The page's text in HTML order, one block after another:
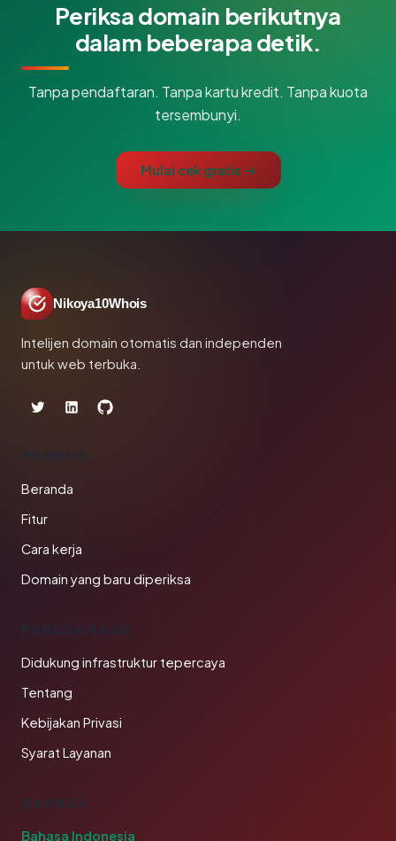
Periksa domain berikutnya
dalam beberapa detik.
Tanpa pendaftaran. Tanpa kartu kredit. Tanpa kuota
tersembunyi.
Mulai cek gratis →
Nikoya10Whois
Intelijen domain otomatis dan independen
untuk web terbuka.
PRODUK
Beranda
Fitur
Cara kerja
Domain yang baru diperiksa
PERUSAHAAN
Didukung infrastruktur tepercaya
Tentang
Kebijakan Privasi
Syarat Layanan
BAHASA
Bahasa Indonesia